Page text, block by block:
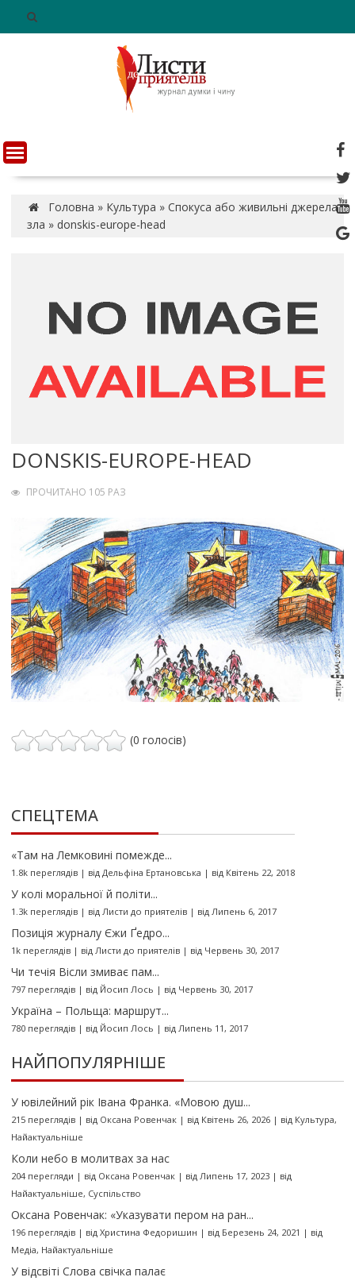
n
t
Головна » Культура » Спокуса або живильні джерела
зла » donskis-europe-head
DONSKIS-EUROPE-HEAD
ПРОЧИТАНО 105 РАЗ
(0 голосів)
СПЕЦТЕМА
«Там на Лемковині помежде...
1.8k переглядів| від Дельфіна Ертановська | від Квітень 22, 2018
У колі моральної й політи...
1.3k переглядів| від Листи до приятелів| від Липень 6, 2017
Позиція журналу Єжи Ґедро...
1k переглядів| від Листи до приятелів| від Червень 30, 2017
Чи течія Вісли змиває пам...
797 переглядів| від Йосип Лось | від Червень 30, 2017
Україна – Польща: маршрут...
780 переглядів| від Йосип Лось | від Липень 11, 2017
НАЙПОПУЛЯРНІШЕ
У ювілейний рік Івана Франка. «Мовою душ...
215 переглядів| від Оксана Ровенчак| від Квітень 26, 2026| від Культура,
Найактуальніше
Коли небо в молитвах за нас
204 перегляди | від Оксана Ровенчак| від Липень 17, 2023| від
Найактуальніше, Суспільство
Оксана Ровенчак: «Указувати пером на ран...
196 переглядів| від Христина Федоришин | від Березень 24, 2021 | від
Медіа, Найактуальніше
У відсвіті Слова свічка палає